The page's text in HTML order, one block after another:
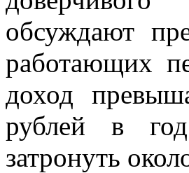
обсуждают
работающих
доход
рублей в
затронуть